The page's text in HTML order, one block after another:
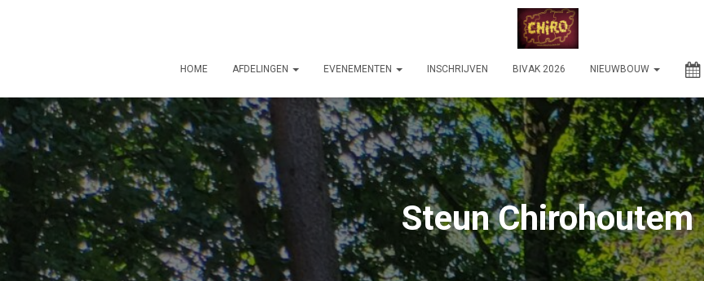
HOME AFDELINGEN EVENEMENTEN INSCHRIJVEN BIVAK 2026 NIEUWBOUW
Steun Chirohoutem